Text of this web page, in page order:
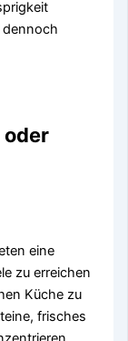
dennoch
eine
zu erreichen
Küche zu
frisches